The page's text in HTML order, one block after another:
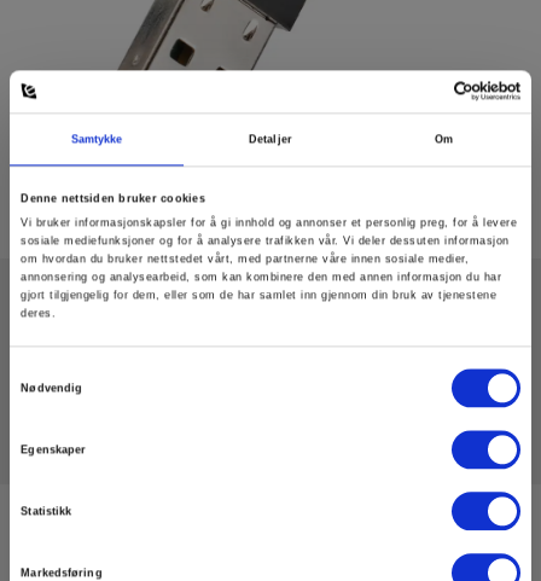
Samtykke Detaljer Om
Denne nettsiden bruker cookies
Vi bruker informasjonskapsler for å gi innhold og annonser et personlig preg, for å levere
sosiale mediefunksjoner og for å analysere trafikken vår. Vi deler dessuten informasjon
om hvordan du bruker nettstedet vårt, med partnerne våre innen sosiale medier,
annonsering og analysearbeid, som kan kombinere den med annen informasjon du har
gjort tilgjengelig for dem, eller som de har samlet inn gjennom din bruk av tjenestene
deres.
Nødvendig
Egenskaper
Statistikk
Markedsføring
Tekniske Data